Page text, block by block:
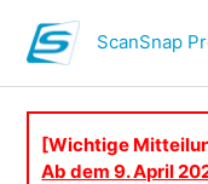
ScanSnap
[Wichtige
Ab dem 9. April